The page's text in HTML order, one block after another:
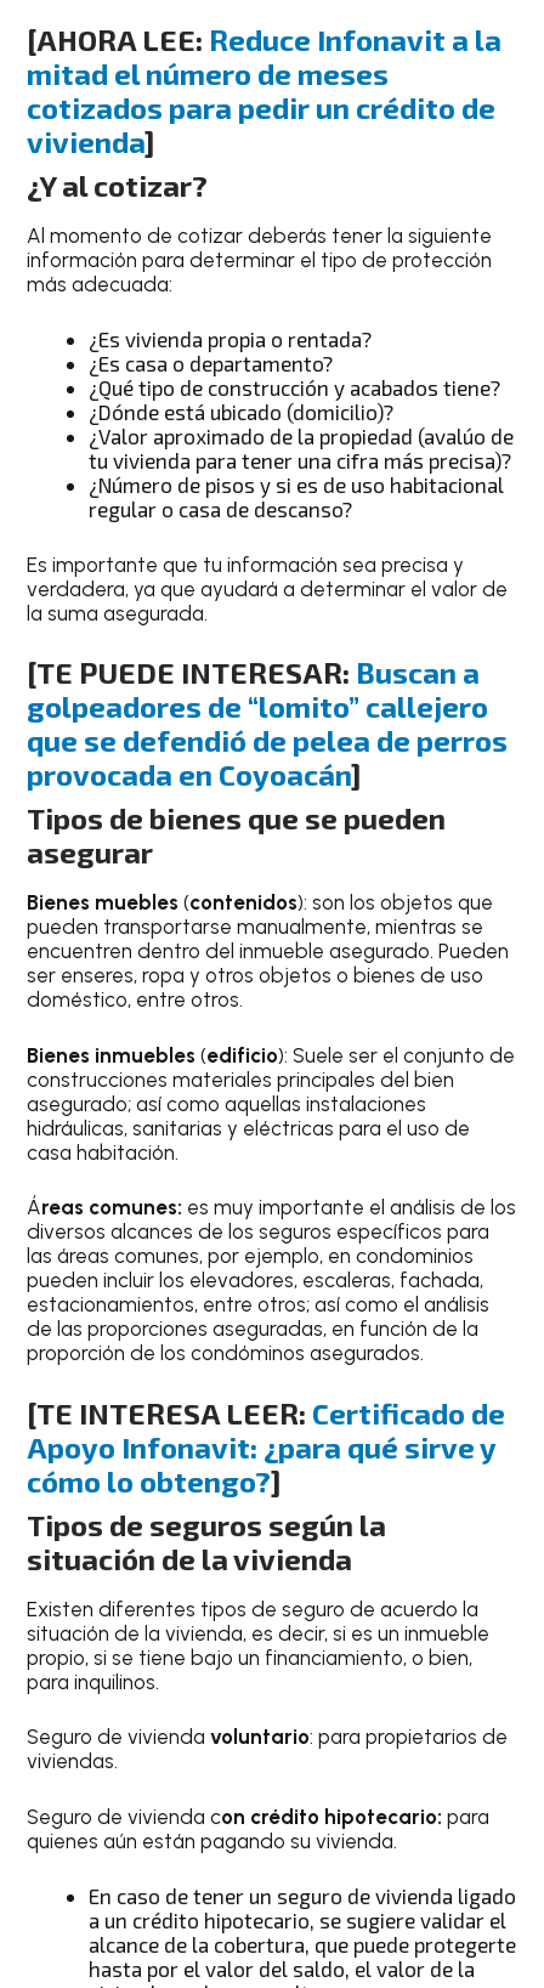
[AHORA LEE: Reduce Infonavit a la
mitad el número de meses
cotizados para pedir un crédito de
vivienda]
¿Y al cotizar?
Al momento de cotizar deberás tener la siguiente
información para determinar el tipo de protección
más adecuada:
¿Es vivienda propia o rentada?
¿Es casa o departamento?
¿Qué tipo de construcción y acabados tiene?
¿Dónde está ubicado (domicilio)?
¿Valor aproximado de la propiedad (avalúo de
tu vivienda para tener una cifra más precisa)?
¿Número de pisos y si es de uso habitacional
regular o casa de descanso?
Es importante que tu información sea precisa y
verdadera, ya que ayudará a determinar el valor de
la suma asegurada.
[TE PUEDE INTERESAR: Buscan a
golpeadores de “lomito” callejero
que se defendió de pelea de perros
provocada en Coyoacán]
Tipos de bienes que se pueden
asegurar
Bienes muebles (contenidos): son los objetos que
pueden transportarse manualmente, mientras se
encuentren dentro del inmueble asegurado. Pueden
ser enseres, ropa y otros objetos o bienes de uso
doméstico, entre otros.
Bienes inmuebles (edificio): Suele ser el conjunto de
construcciones materiales principales del bien
asegurado; así como aquellas instalaciones
hidráulicas, sanitarias y eléctricas para el uso de
casa habitación.
Áreas comunes: es muy importante el análisis de los
diversos alcances de los seguros específicos para
las áreas comunes, por ejemplo, en condominios
pueden incluir los elevadores, escaleras, fachada,
estacionamientos, entre otros; así como el análisis
de las proporciones aseguradas, en función de la
proporción de los condóminos asegurados.
[TE INTERESA LEER: Certificado de
Apoyo Infonavit: ¿para qué sirve y
cómo lo obtengo?]
Tipos de seguros según la
situación de la vivienda
Existen diferentes tipos de seguro de acuerdo la
situación de la vivienda, es decir, si es un inmueble
propio, si se tiene bajo un financiamiento, o bien,
para inquilinos.
Seguro de viviendavoluntario: para propietarios de
viviendas.
Seguro de vivienda con crédito hipotecario: para
quienes aún están pagando su vivienda.
En caso de tener un seguro de vivienda ligado
a un crédito hipotecario, se sugiere validar el
alcance de la cobertura, que puede protegerte
hasta por el valor del saldo, el valor de la